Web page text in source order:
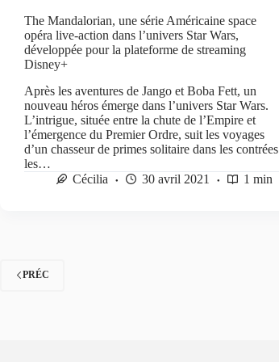
The Mandalorian, une série Américaine space
opéra live-action dans l’univers Star Wars,
développée pour la plateforme de streaming
Disney+
Après les aventures de Jango et Boba Fett, un
nouveau héros émerge dans l’univers Star Wars.
L’intrigue, située entre la chute de l’Empire et
l’émergence du Premier Ordre, suit les voyages
d’un chasseur de primes solitaire dans les contrées
les…
Cécilia
30 avril 2021 1 min
PRÉC